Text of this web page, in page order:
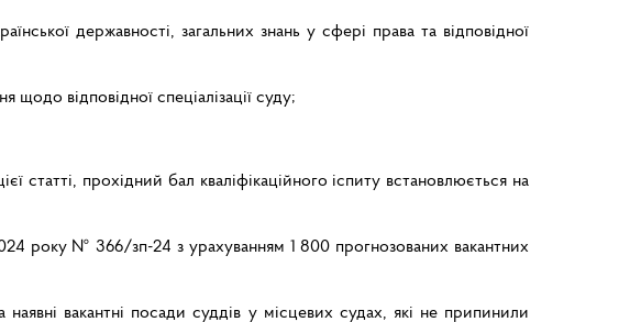
державності, загальних знань у сфері права та відповідної
відповідної спеціалізації суду;
статті, прохідний бал кваліфікаційного іспиту встановлюється на
року № 366/зп-24 з урахуванням 1 800 прогнозованих вакантних
наявні вакантні посади суддів у місцевих судах, які не припинили